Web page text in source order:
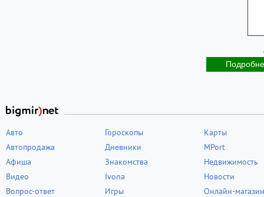
Авто
Автопродажа
Афиша
Видео
Вопрос-ответ
Гороскопы
Дневники
Знакомства
Ivona
Игры
Карты
MPort
Недвижимость
Новости
Онлайн-магазин